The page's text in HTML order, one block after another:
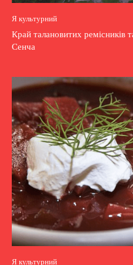
Я культурний
Край талановитих ремісників
Сенча
Я культурний